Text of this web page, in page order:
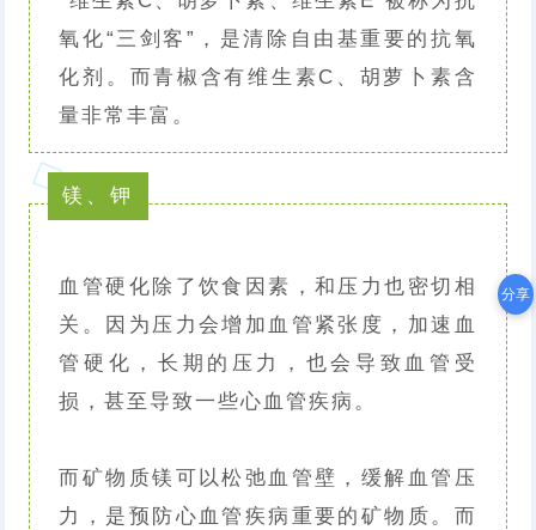
氧化“三剑客”，是清除自由基重要的抗氧
化剂。而青椒含有维生素C、胡萝卜素含
量非常丰富。
镁、钾
血管硬化除了饮食因素，和压力也密切相
关。因为压力会增加血管紧张度，加速血
管硬化，长期的压力，也会导致血管受
损，甚至导致一些心血管疾病。
而矿物质镁可以松弛血管壁，缓解血管压
力，是预防心血管疾病重要的矿物质。而
分享